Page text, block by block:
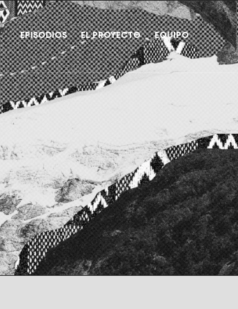
EPISODIOS EL PROYECTO EQUIPO